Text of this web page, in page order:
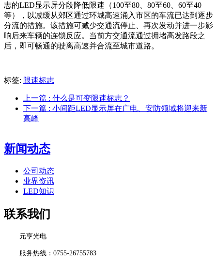
志的LED显示屏分段降低限速（100至80、80至60、60至40
等），以减缓从郊区通过环城高速涌入市区的车流已达到逐步
分流的措施。该措施可减少交通流停止、再次发动并进一步影
响后来车辆的连锁反应。当前方交通流通过拥堵高发路段之
后，即可畅通的驶离高速并合流至城市道路。
标签: 限速标志
上一篇 : 什么是可变限速标志？
下一篇 : 小间距LED显示屏在广电、安防领域将迎来新
高峰
新闻动态
公司动态
业界资讯
LED知识
联系我们
元亨光电
服务热线：0755-26755783